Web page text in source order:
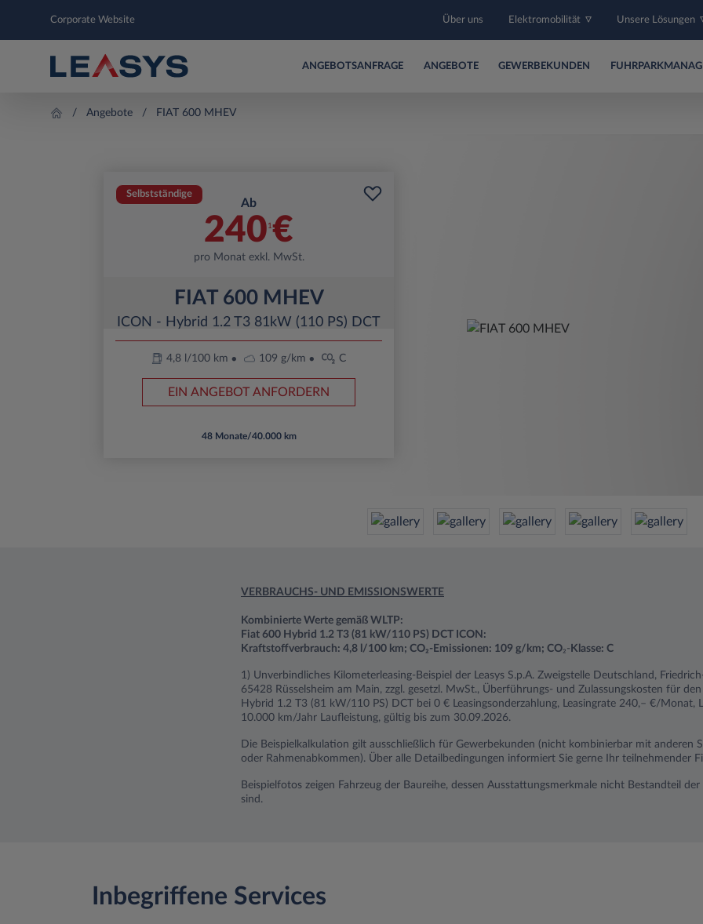
Corporate Website Über uns Elektromobilität Unsere Lösungen
ANGEBOTSANFRAGE ANGEBOTE GEWERBEKUNDEN
Angebote FIAT 600 MHEV
Selbstständige
Ab
240 1 €
pro Monat exkl. MwSt.
FIAT 600 MHEV
ICON - Hybrid 1.2 T3 81kW (110 PS) DCT
4,8 l/100 km 109 g/km C
EIN ANGEBOT ANFORDERN
48 Monate/40.000 km
VERBRAUCHS- UND EMISSIONSWERTE
Kombinierte Werte gemäß WLTP:
Fiat 600 Hybrid 1.2 T3 (81 kW/110 PS) DCT ICON:
Kraftstoffverbrauch: 4,8 l/100 km; CO₂-Emissionen: 109 g/km; CO₂- Klasse: C
1) Unverbindliches Kilometerleasing-Beispiel der Leasys S.p.A. Zweigstelle Deutschland,
65428 Rüsselsheim am Main, zzgl. gesetzl. MwSt., Überführungs- und Zulassungskosten für
Hybrid 1.2 T3 (81 kW/110 PS) DCT bei 0 € Leasingsonderzahlung, Leasingrate 240,– €/Monat,
10.000 km/Jahr Laufleistung, gültig bis zum 30.09.2026.
Die Beispielkalkulation gilt ausschließlich für Gewerbekunden (nicht kombinierbar mit anderen
oder Rahmenabkommen). Über alle Detailbedingungen informiert Sie gerne Ihr teilnehmender
Beispielfotos zeigen Fahrzeug der Baureihe, dessen Ausstattungsmerkmale nicht Bestandteil
sind.
Inbegriffene Services